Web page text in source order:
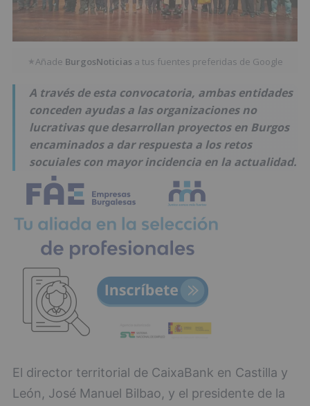
★Añade BurgosNoticias a tus fuentes preferidas de Google
A través de esta convocatoria, ambas entidades
conceden ayudas a las organizaciones no
lucrativas que desarrollan proyectos en Burgos
encaminados a dar respuesta a los retos
socuiales con mayor incidencia en la actualidad.
El director territorial de CaixaBank en Castilla y
León, José Manuel Bilbao, y el presidente de la